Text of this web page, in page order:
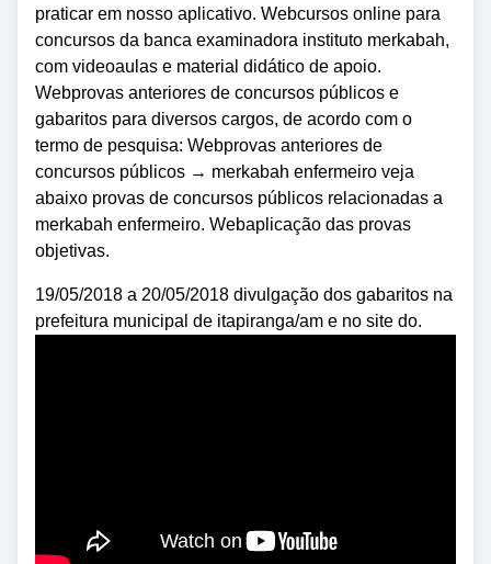
praticar em nosso aplicativo. Webcursos online para
concursos da banca examinadora instituto merkabah,
com videoaulas e material didático de apoio.
Webprovas anteriores de concursos públicos e
gabaritos para diversos cargos, de acordo com o
termo de pesquisa: Webprovas anteriores de
concursos públicos → merkabah enfermeiro veja
abaixo provas de concursos públicos relacionadas a
merkabah enfermeiro. Webaplicação das provas
objetivas.
19/05/2018 a 20/05/2018 divulgação dos gabaritos na
prefeitura municipal de itapiranga/am e no site do.